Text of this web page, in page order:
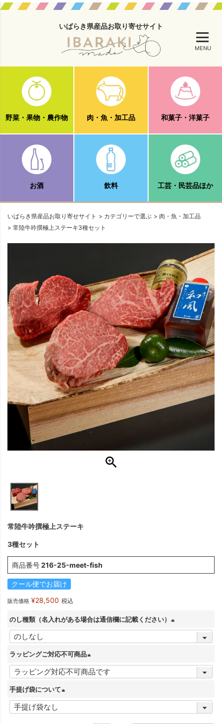
いばらき県産品お取り寄せサイト
MENU
野菜・果物・農作物 肉・魚・加工品 和菓子・洋菓子
お酒 飲料 工芸・民芸品ほか
いばらき県産品お取り寄せサイト カテゴリーで選ぶ
肉・魚・加工品
常陸牛吟撰極上ステーキ3種セット
常陸牛吟撰極上ステーキ
3種セット
商品番号216-25-meet-fish
クール便でお届け
販売価格 ¥28,500 税込
のし種類（名入れがある場合は通信欄に記載ください）
ラッピングご対応不可商品
(
手提げ袋について